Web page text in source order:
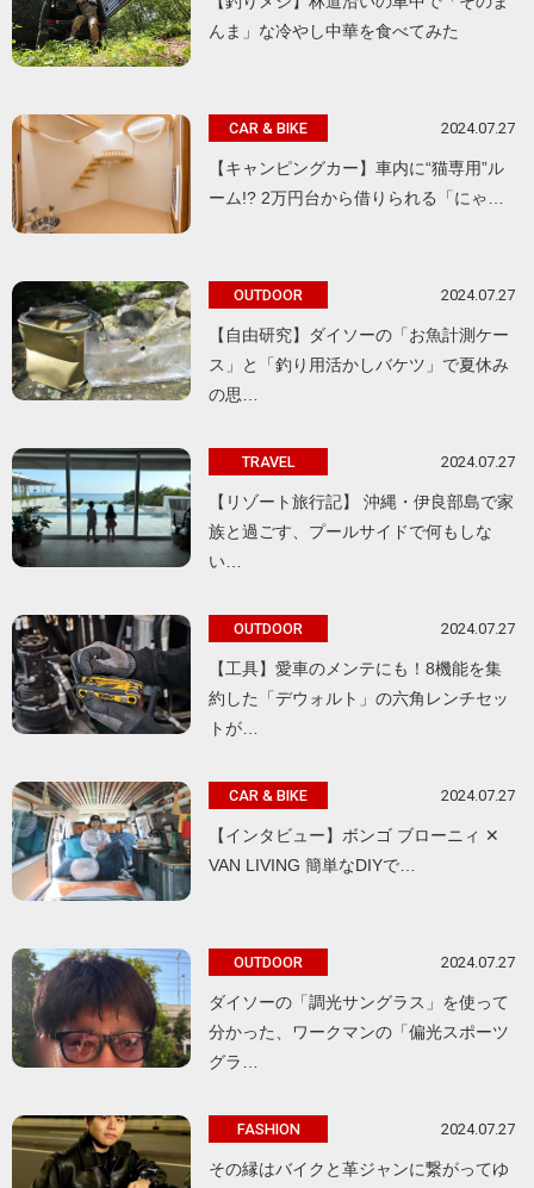
んま」な冷やし中華を食べてみた
CAR & BIKE 2024.07.27
【キャンピングカー】車内に“猫専用”ル
ーム!? 2万円台から借りられる「にゃ…
OUTDOOR 2024.07.27
【自由研究】ダイソーの「お魚計測ケー
ス」と「釣り用活かしバケツ」で夏休み
の思…
TRAVEL 2024.07.27
【リゾート旅行記】 沖縄・伊良部島で家
族と過ごす、プールサイドで何もしな
い…
OUTDOOR 2024.07.27
【工具】愛車のメンテにも！8機能を集
約した「デウォルト」の六角レンチセッ
トが…
CAR & BIKE 2024.07.27
【インタビュー】ボンゴ ブローニィ ✕
VAN LIVING 簡単なDIYで…
OUTDOOR 2024.07.27
ダイソーの「調光サングラス」を使って
分かった、ワークマンの「偏光スポーツ
グラ…
FASHION 2024.07.27
その縁はバイクと革ジャンに繋がってゆ